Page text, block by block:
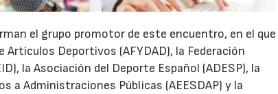
el grupo promotor de este encuentro, en el que
Deportivos (AFYDAD), la Federación
la Asociación del Deporte Español (ADESP), la
a Administraciones Públicas (AEESDAP) y la